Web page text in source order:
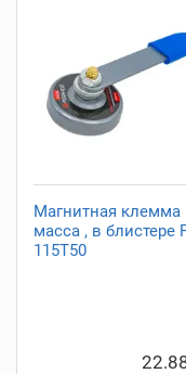
Магнитная клемма
масса , в блистере
115T50